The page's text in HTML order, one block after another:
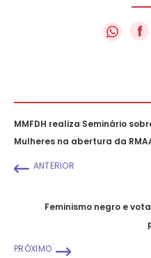
f
MMFDH realiza Seminário
Mulheres na abertura da
ANTERIOR
Feminismo negro e
PRÓXIMO